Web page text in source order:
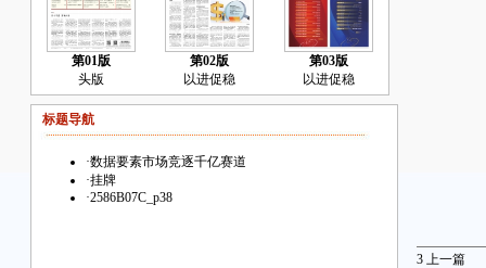
第01版
头版
第02版
以进促稳
第03版
以进促稳
标题导航
·数据要素市场竞逐千亿赛道
·挂牌
·2586B07C_p38
3 上一篇